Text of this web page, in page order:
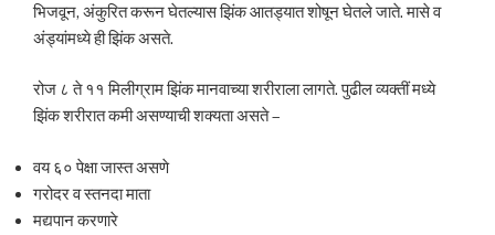
भिजवून, अंकुरित करून घेतल्यास झिंक आतड्यात शोषून घेतले जाते. मासे व
अंड्यांमध्ये ही झिंक असते.
रोज ८ ते ११ मिलीग्राम झिंक मानवाच्या शरीराला लागते. पुढील व्यक्तीं मध्ये
झिंक शरीरात कमी असण्याची शक्यता असते –
वय ६० पेक्षा जास्त असणे
गरोदर व स्तनदा माता
मद्यपान करणारे